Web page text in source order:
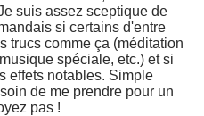
suis assez sceptique de
si certains d'entre
trucs comme ça (méditation
spéciale, etc.) et si
effets notables. Simple
de me prendre pour un
pas !